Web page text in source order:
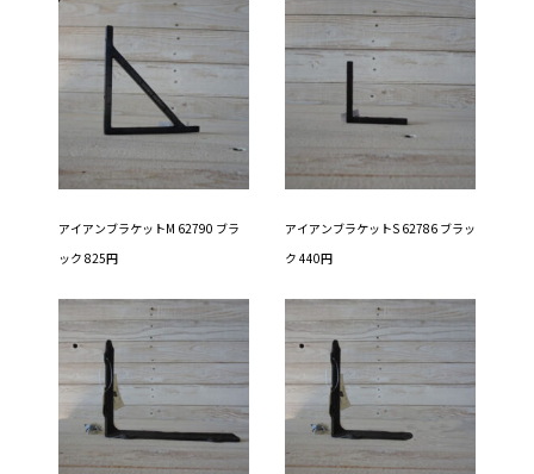
アイアンブラケットM 62790 ブラ
ック 825円
アイアンブラケットS 62786 ブラッ
ク 440円